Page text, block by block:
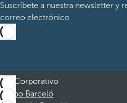
Suscríbete a nuestra newsletter y
correo electrónico
Suscribirme
Corporativo
Grupo Barceló